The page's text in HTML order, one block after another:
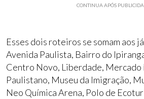
CONTINUA APÓS
Esses dois roteiros se somam aos
Avenida Paulista, Bairro do
Centro Novo, Liberdade, Mercado
Paulistano, Museu da Imigração,
Neo Química Arena, Polo de